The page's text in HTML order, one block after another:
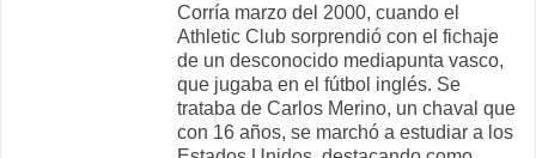
Corría marzo del 2000, cuando el
Athletic Club sorprendió con el fichaje
de un desconocido mediapunta vasco,
que jugaba en el fútbol inglés. Se
trataba de Carlos Merino, un chaval que
con 16 años, se marchó a estudiar a los